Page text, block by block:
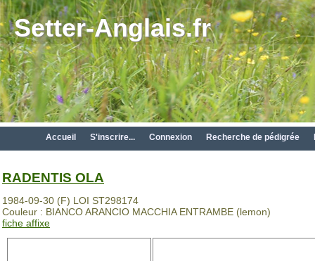
Setter-Anglais.fr
Accueil S'inscrire... Connexion Recherche de pédigrée
RADENTIS OLA
1984-09-30 (F) LOI ST298174
Couleur : BIANCO ARANCIO MACCHIA ENTRAMBE (lemon)
fiche affixe